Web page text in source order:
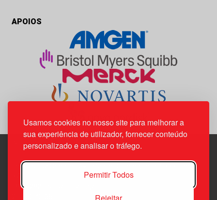
Usamos cookies no nosso site para melhorar a
sua experiência de utilizador, fornecer conteúdo
personalizado e analisar o tráfego.
Permitir Todos
APOIOS
Edif. Lisboa Oriente | Av. Infante D. Henrique, n.º 333H, esc.
1800-282 Lisboa | Portugal